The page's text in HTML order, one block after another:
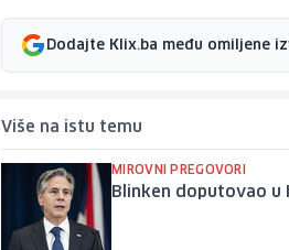
Dodajte Klix.ba među omiljene
Više na istu temu
MIROVNI PREGOVORI
Blinken doputovao u